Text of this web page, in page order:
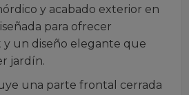
y acabado exterior en
para ofrecer
y un diseño elegante que
jardín.
una parte frontal cerrada